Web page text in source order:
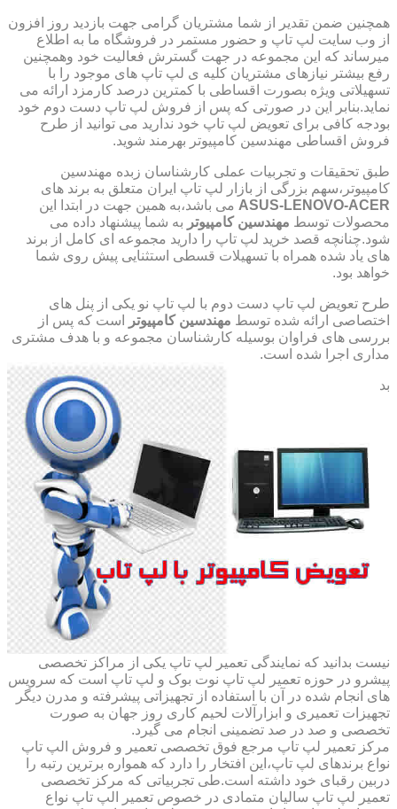
همچنین ضمن تقدیر از شما مشتریان گرامی جهت بازدید روز افزون
از وب سایت لپ تاپ و حضور مستمر در فروشگاه ما به اطلاع
میرساند که این مجموعه در جهت گسترش فعالیت خود وهمچنین
رفع بیشتر نیازهای مشتریان کلیه ی لپ تاپ های موجود را با
تسهیلاتی ویژه بصورت اقساطی با کمترین درصد کارمزد ارائه می
نماید.بنابر این در صورتی که پس از فروش لپ تاپ دست دوم خود
بودجه کافی برای تعویض لپ تاپ خود ندارید می توانید از طرح
فروش اقساطی مهندسین کامپیوتر بهرمند شوید.
طبق تحقیقات و تجربیات عملی کارشناسان زبده مهندسین
کامپیوتر،سهم بزرگی از بازار لپ تاپ ایران متعلق به برند های
ASUS-LENOVO-ACER می باشد،به همین جهت در ابتدا این
محصولات توسط مهندسین کامپیوتر به شما پیشنهاد داده می
شود.چنانچه قصد خرید لپ تاپ را دارید مجموعه ای کامل از برند
های یاد شده همراه با تسهیلات قسطی استثنایی پیش روی شما
خواهد بود.
طرح تعویض لپ تاپ دست دوم با لپ تاپ نو یکی از پنل های
اختصاصی ارائه شده توسط مهندسین کامپیوتر
است که پس از
بررسی های فراوان بوسیله کارشناسان مجموعه و با هدف مشتری
مداری اجرا شده است.
بد
نیست بدانید که نمایندگی تعمیر لپ تاپ یکی از مراکز تخصصی
پیشرو در حوزه تعمیر لپ تاپ نوت بوک و لپ تاپ است که سرویس
های انجام شده در آن با استفاده از تجهیزاتی پیشرفته و مدرن دیگر
تجهیزات تعمیری و ابزارآلات لحیم کاری روز جهان به صورت
تخصصی و صد در صد تضمینی انجام می گیرد.
مرکز تعمیر لپ تاپ مرجع فوق تخصصی تعمیر و فروش الپ تاپ
نواع برندهای لپ تاپ،این افتخار را دارد که همواره برترین رتبه را
دربین رقبای خود داشته است.طی تجربیاتی که مرکز تخصصی
تعمیر لپ تاپ سالیان متمادی در خصوص تعمیر الپ تاپ نواع